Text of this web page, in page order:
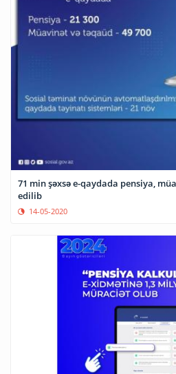
71 min şəxsə e-qaydada pensiya,
edilib
14-05-2020